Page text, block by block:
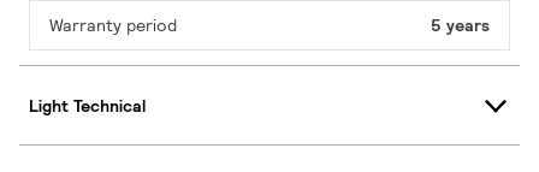
Warranty period 5 years
Light Technical